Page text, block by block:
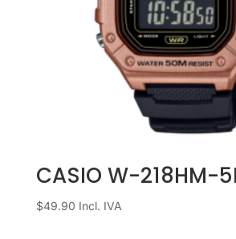
CASIO W-218HM-
$49.90 Incl. IVA